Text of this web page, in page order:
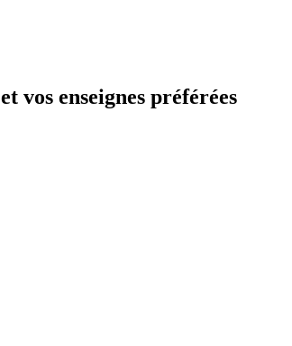
et vos enseignes préférées